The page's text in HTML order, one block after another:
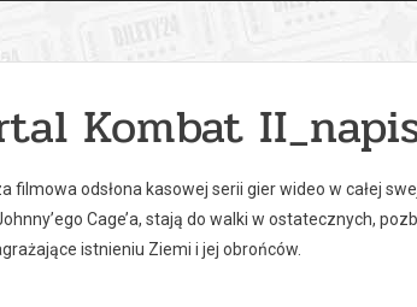
Kombat
filmowa odsłona kasowej serii gier wideo w całej
Cage’a, stają do walki w ostatecznych,
istnieniu Ziemi i jej obrońców.